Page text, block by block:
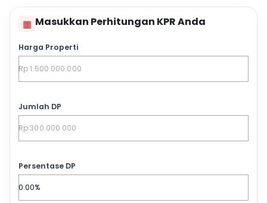
▦ Masukkan Perhitungan KPR Anda
Harga Properti
Jumlah DP
Persentase DP